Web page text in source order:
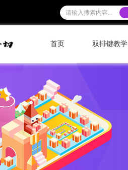
首页 双排键教学